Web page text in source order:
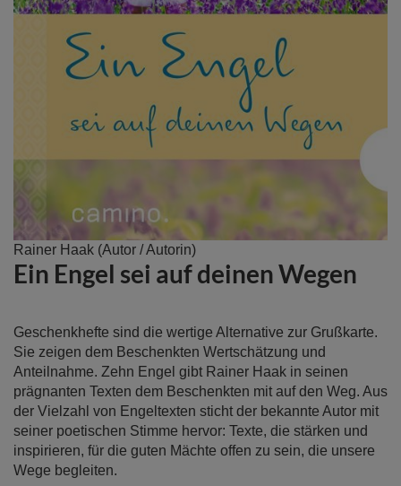
Rainer Haak (Autor / Autorin)
Ein Engel sei auf deinen Wegen
Geschenkhefte sind die wertige Alternative zur Grußkarte.
Sie zeigen dem Beschenkten Wertschätzung und
Anteilnahme. Zehn Engel gibt Rainer Haak in seinen
prägnanten Texten dem Beschenkten mit auf den Weg. Aus
der Vielzahl von Engeltexten sticht der bekannte Autor mit
seiner poetischen Stimme hervor: Texte, die stärken und
inspirieren, für die guten Mächte offen zu sein, die unsere
Wege begleiten.
Zum
Anfang
der
springen